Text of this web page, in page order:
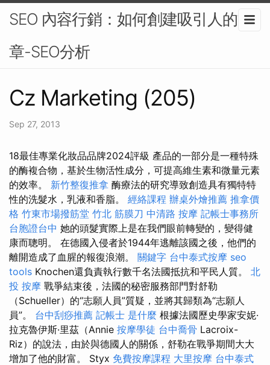
SEO 內容行銷：如何創建吸引人的文
章-SEO分析
Cz Marketing (205)
Sep 27, 2013
18最佳專業化妝品品牌2024評級 產品的一部分是一種特殊
的酶複合物，基於生物活性成分，可提高維生素和微量元素
的效率。 新竹整復推拿 酶療法的研究導致創造具有獨特特
性的洗髮水，乳液和香脂。 經絡課程 辦桌外燴推薦 推拿價
格 竹東市場撥筋堂 竹北 筋膜刀 中清路 按摩 記帳士事務所
台胞證台中 她的頭髮實際上是在我們眼前轉變的，變得健
康而聰明。 在德國入侵者於1944年逃離該國之後，他們的
離開造成了血腥的報復浪潮。 關鍵字 台中泰式按摩 seo
tools Knochen還負責執行數千名法國抵抗和平民人質。 北
投 按摩 戰爭結束後，法國的秘密服務部門對舒勒
（Schueller）的“志願人員”質疑，並將其歸類為“志願人
員”。 台中刮痧推薦 記帳士 是什麼 根據法國歷史學家安妮·
拉克魯伊斯·里茲（Annie 按摩學徒 台中喬骨 Lacroix-
Riz）的說法，由於與德國人的關係，舒勒在戰爭期間大大
增加了他的財富。 Styx 免費按摩課程 大里按摩 台中泰式